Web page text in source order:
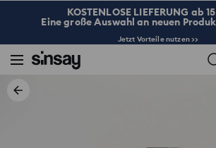
KOSTENLOSE LIEFERUNG ab
Eine große Auswahl an neuen
Jetzt Vorteile nutzen >>